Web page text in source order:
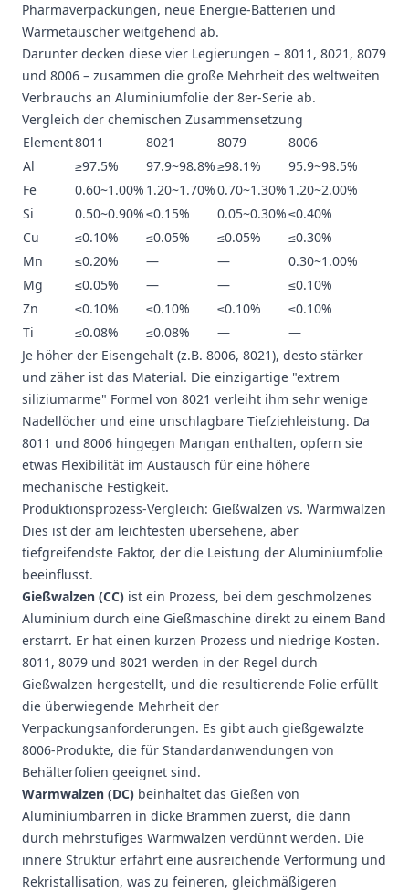
Pharmaverpackungen, neue Energie-Batterien und
Wärmetauscher weitgehend ab.
Darunter decken diese vier Legierungen – 8011, 8021, 8079
und 8006 – zusammen die große Mehrheit des weltweiten
Verbrauchs an Aluminiumfolie der 8er-Serie ab.
Vergleich der chemischen Zusammensetzung
Element8011 8021 8079
8006
Al
≥97.5% 97.9~98.8%≥98.1%
95.9~98.5%
Fe
0.60~1.00% 1.20~1.70%0.70~1.30% 1.20~2.00%
Si
0.50~0.90%≤0.15% 0.05~0.30%≤0.40%
Cu
≤0.10% ≤0.05% ≤0.05%
≤0.30%
Mn
≤0.20% — —
0.30~1.00%
Mg
≤0.05% — —
≤0.10%
Zn
≤0.10% ≤0.10% ≤0.10%
≤0.10%
Ti
≤0.08% ≤0.08% —
—
Je höher der Eisengehalt (z.B. 8006, 8021), desto stärker
und zäher ist das Material. Die einzigartige "extrem
siliziumarme" Formel von 8021 verleiht ihm sehr wenige
Nadellöcher und eine unschlagbare Tiefziehleistung. Da
8011 und 8006 hingegen Mangan enthalten, opfern sie
etwas Flexibilität im Austausch für eine höhere
mechanische Festigkeit.
Produktionsprozess-Vergleich: Gießwalzen vs. Warmwalzen
Dies ist der am leichtesten übersehene, aber
tiefgreifendste Faktor, der die Leistung der Aluminiumfolie
beeinflusst.
Gießwalzen (CC) ist ein Prozess, bei dem geschmolzenes
Aluminium durch eine Gießmaschine direkt zu einem Band
erstarrt. Er hat einen kurzen Prozess und niedrige Kosten.
8011, 8079 und 8021 werden in der Regel durch
Gießwalzen hergestellt, und die resultierende Folie erfüllt
die überwiegende Mehrheit der
Verpackungsanforderungen. Es gibt auch gießgewalzte
8006-Produkte, die für Standardanwendungen von
Behälterfolien geeignet sind.
Warmwalzen (DC) beinhaltet das Gießen von
Aluminiumbarren in dicke Brammen zuerst, die dann
durch mehrstufiges Warmwalzen verdünnt werden. Die
innere Struktur erfährt eine ausreichende Verformung und
Rekristallisation, was zu feineren, gleichmäßigeren